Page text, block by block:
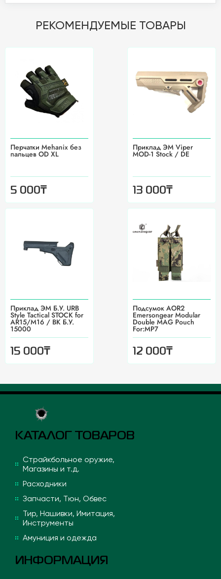
РЕКОМЕНДУЕМЫЕ ТОВАРЫ
Перчатки Mehanix без
пальцев OD XL
5 000₸
Приклад ЭМ Viper
MOD-1 Stock / DE
13 000₸
Приклад ЭМ Б.У. URB
Style Tactical STOCK for
AR15/M16 / BK Б.У.
15000
15 000₸
Подсумок AOR2
Emersongear Modular
Double MAG Pouch
For:MP7
12 000₸
КАТАЛОГ ТОВАРОВ
Страйкбольное оружие,
Магазины и т.д.
Расходники
Запчасти, Тюн, Обвес
Тир, Нашивки, Имитация,
Инструменты
Амуниция и одежда
ИНФОРМАЦИЯ